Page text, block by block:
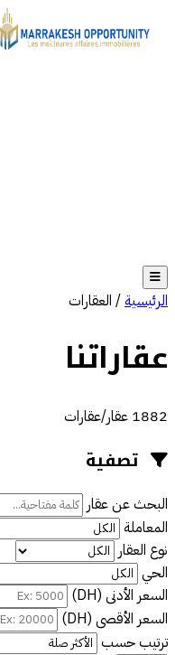
الرئيسية/ العقارات
عقاراتنا
1882 عقار/عقارات
تصفية
البحث عن عقار
المعاملة
نوع العقار
الحي
السعر الأدنى (DH)
السعر الأقصى (DH)
ترتيب حسب